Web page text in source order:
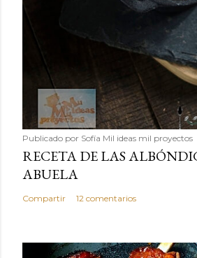
Publicado por Sofía Mil ideas mil proyectos
RECETA DE LAS
ABUELA
Compartir 12 comentarios